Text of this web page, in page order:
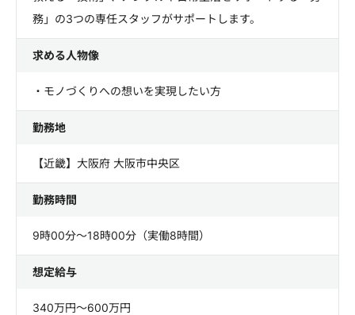
務」の3つの専任スタッフがサポートします。
求める人物像
・モノづくりへの想いを実現したい方
勤務地
【近畿】大阪府 大阪市中央区
勤務時間
9時00分～18時00分（実働8時間）
想定給与
340万円～600万円